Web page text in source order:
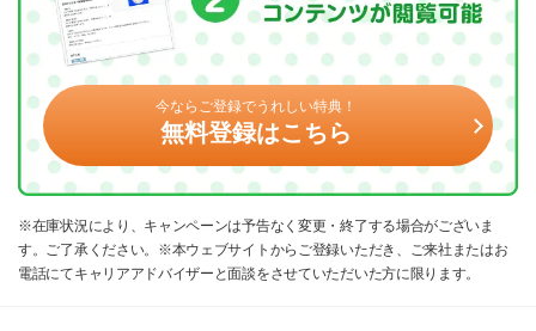
今ならご登録でうれしい特典！
無料登録はこちら
※在庫状況により、キャンペーンは予告なく変更・終了する場合がございま
す。ご了承ください。※本ウェブサイトからご登録いただき、ご来社またはお
電話にてキャリアアドバイザーと面談をさせていただいた方に限ります。